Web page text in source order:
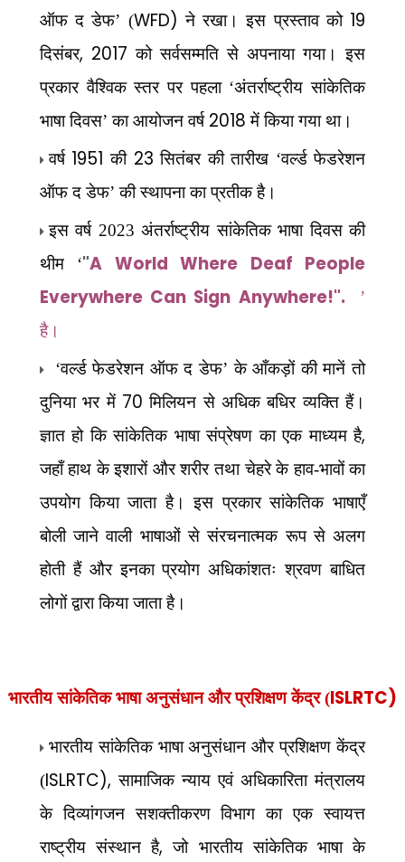
ऑफ द डेफ’ (WFD)ने रखा। इस प्रस्ताव को 19
दिसंबर, 2017को सर्वसम्मति से अपनाया गया। इस
प्रकार वैश्विक स्तर पर पहला ‘अंतर्राष्ट्रीय सांकेतिक
भाषा दिवस’ का आयोजन वर्ष 2018में किया गया था।
वर्ष 1951की 23सितंबर की तारीख ‘वर्ल्ड फेडरेशन
ऑफ द डेफ’ की स्थापना का प्रतीक है।
इस वर्ष 2023 अंतर्राष्ट्रीय सांकेतिक भाषा दिवस की
थीम ‘"A World Where Deaf People
Everywhere Can Sign Anywhere!".
’
है।
‘वर्ल्ड फेडरेशन ऑफ द डेफ’ के आँकड़ों की मानें तो
दुनिया भर में 70मिलियन से अधिक बधिर व्यक्ति हैं।
ज्ञात हो कि सांकेतिक भाषा संप्रेषण का एक माध्यम है,
जहाँ हाथ के इशारों और शरीर तथा चेहरे के हाव-भावों का
उपयोग किया जाता है। इस प्रकार सांकेतिक भाषाएँ
बोली जाने वाली भाषाओं से संरचनात्मक रूप से अलग
होती हैं और इनका प्रयोग अधिकांशतः श्रवण बाधित
लोगों द्वारा किया जाता है।
भारतीय सांकेतिक भाषा अनुसंधान और प्रशिक्षण केंद्र (ISLRTC)
भारतीय सांकेतिक भाषा अनुसंधान और प्रशिक्षण केंद्र
(ISLRTC),सामाजिक न्याय एवं अधिकारिता मंत्रालय
के दिव्यांगजन सशक्तीकरण विभाग का एक स्वायत्त
राष्ट्रीय संस्थान है,जो भारतीय सांकेतिक भाषा के